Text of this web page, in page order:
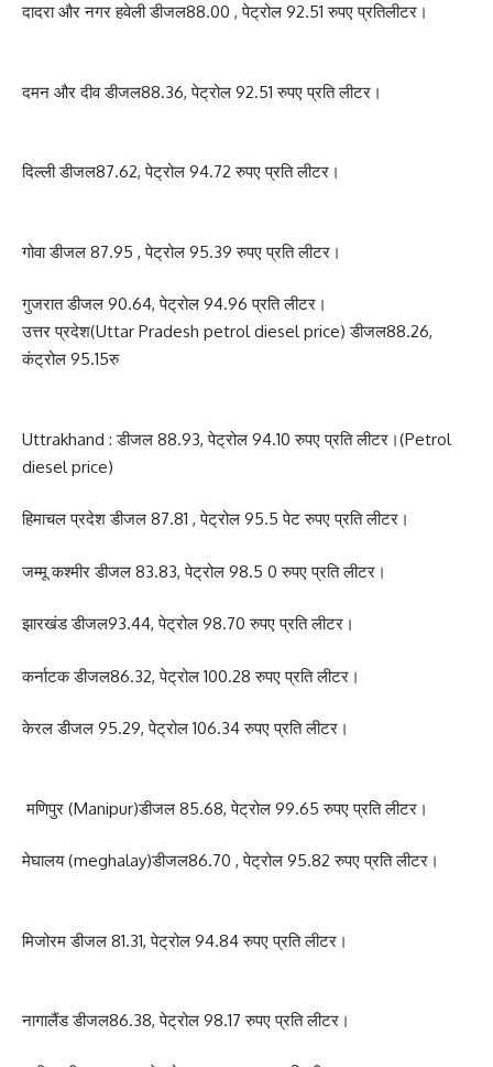
दादरा और नगर हवेली डीजल88.00 , पेट्रोल 92.51 रुपए प्रतिलीटर।
दमन और दीव डीजल88.36, पेट्रोल 92.51 रुपए प्रति लीटर।
दिल्ली डीजल87.62, पेट्रोल 94.72 रुपए प्रति लीटर।
गोवा डीजल 87.95 , पेट्रोल 95.39 रुपए प्रति लीटर।
गुजरात डीजल 90.64, पेट्रोल 94.96 प्रति लीटर।
उत्तर प्रदेश(Uttar Pradesh petrol diesel price) डीजल88.26,
कंट्रोल 95.15रु
Uttrakhand : डीजल 88.93, पेट्रोल 94.10 रुपए प्रति लीटर।(Petrol
diesel price)
हिमाचल प्रदेश डीजल 87.81 , पेट्रोल 95.5 पेट रुपए प्रति लीटर।
जम्मू कश्मीर डीजल 83.83, पेट्रोल 98.5 0 रुपए प्रति लीटर।
झारखंड डीजल93.44, पेट्रोल 98.70 रुपए प्रति लीटर।
कर्नाटक डीजल86.32, पेट्रोल 100.28 रुपए प्रति लीटर।
केरल डीजल 95.29, पेट्रोल 106.34 रुपए प्रति लीटर।
मणिपुर (Manipur)डीजल 85.68, पेट्रोल 99.65 रुपए प्रति लीटर।
मेघालय (meghalay)डीजल86.70 , पेट्रोल 95.82 रुपए प्रति लीटर।
मिजोरम डीजल 81.31, पेट्रोल 94.84 रुपए प्रति लीटर।
नागालैंड डीजल86.38, पेट्रोल 98.17 रुपए प्रति लीटर।